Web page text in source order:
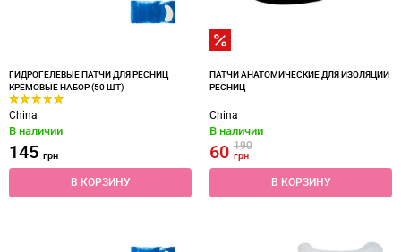
ГИДРОГЕЛЕВЫЕ ПАТЧИ ДЛЯ РЕСНИЦ
КРЕМОВЫЕ НАБОР (50 ШТ)
China
В наличии
145 грн
В КОРЗИНУ
ПАТЧИ АНАТОМИЧЕСКИЕ ДЛЯ ИЗОЛЯЦИИ
РЕСНИЦ
China
В наличии
60 190
грн
В КОРЗИНУ